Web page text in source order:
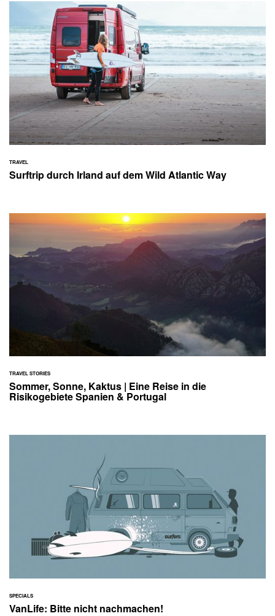
TRAVEL
Surftrip durch Irland auf dem Wild Atlantic Way
TRAVEL STORIES
Sommer, Sonne, Kaktus | Eine Reise in die
Risikogebiete Spanien & Portugal
SPECIALS
VanLife: Bitte nicht nachmachen!